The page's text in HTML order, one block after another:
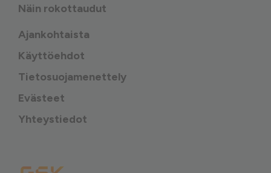
Näin rokottaudut
Ajankohtaista
Käyttöehdot
Tietosuojamenettely
Evästeet
Yhteystiedot